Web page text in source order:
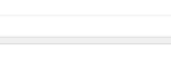
līnijās cīnījās bez ieroča un par nopelniem
of Honor) un Purpura sirds ordeni (Purple
latviešu un krievu valodā.